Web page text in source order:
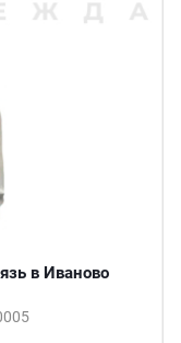
в Иваново